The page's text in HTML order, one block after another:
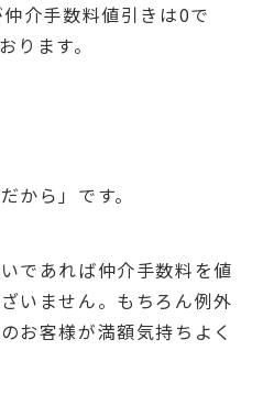
介手数料値引きは0で
ります。
から」です。
であれば仲介手数料を値
いません。もちろん例外
お客様が満額気持ちよく